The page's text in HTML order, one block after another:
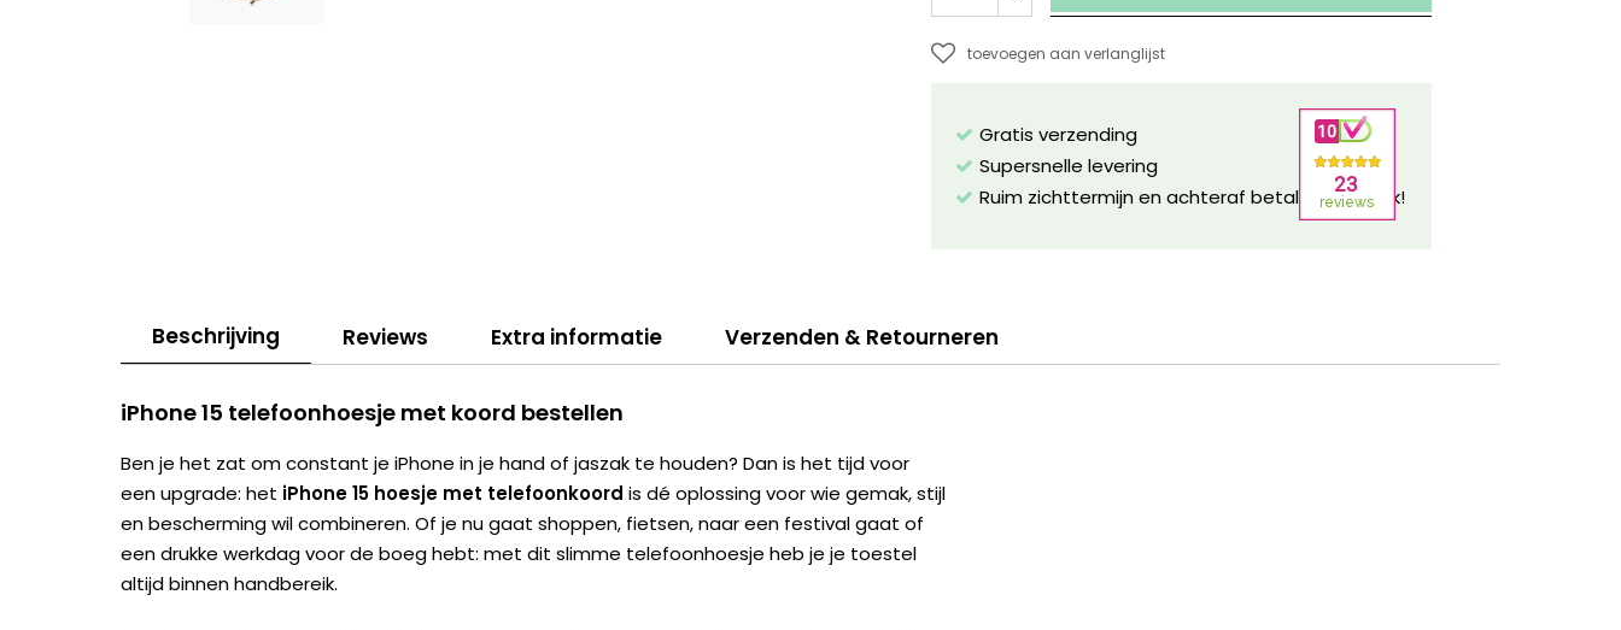
toevoegen aan verlanglijst
Gratis verzending
Supersnelle levering
Ruim zichttermijn en achteraf betalen mogelijk!
Beschrijving Reviews Extra informatie Verzenden & Retourneren
iPhone 15 telefoonhoesje met koord bestellen
Ben je het zat om constant je iPhone in je hand of jaszak te houden? Dan is het tijd voor
een upgrade: het iPhone 15 hoesje met telefoonkoord is dé oplossing voor wie gemak, stijl
en bescherming wil combineren. Of je nu gaat shoppen, fietsen, naar een festival gaat of
een drukke werkdag voor de boeg hebt: met dit slimme telefoonhoesje heb je je toestel
altijd binnen handbereik.